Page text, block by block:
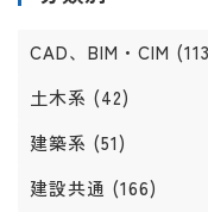
CAD、BIM・CIM
土木系 (42)
建築系 (51)
建設共通 (166)